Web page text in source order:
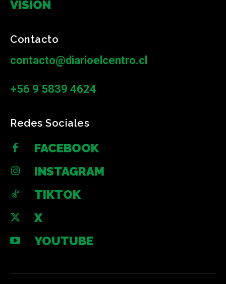
VISIÓN
Contacto
contacto@diarioelcentro.cl
+56 9 5839 4624
Redes Sociales
FACEBOOK
INSTAGRAM
TIKTOK
X
YOUTUBE